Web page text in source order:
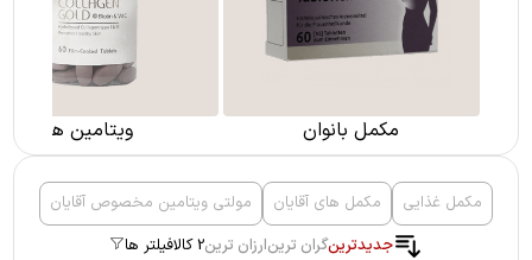
مکمل بانوان ویتامین ها
مکمل غذایی مکمل های آقایان
مولتی ویتامین مخصوص آقایان
جدیدترینگران ترینارزان ترین2 کالا فیلتر ها